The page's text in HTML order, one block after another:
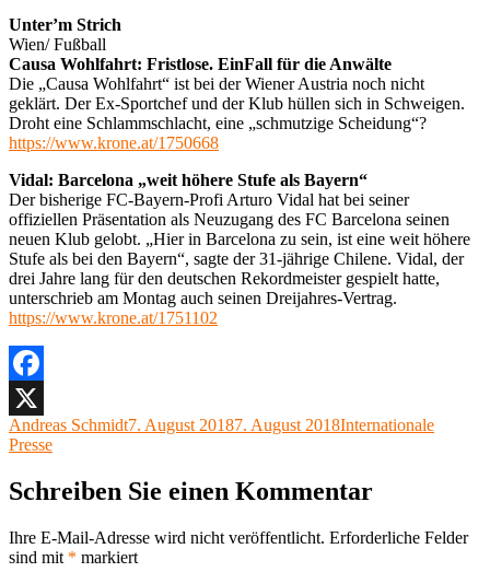
Unter’m Strich
Wien/ Fußball
Causa Wohlfahrt: Fristlose. EinFall für die Anwälte
Die „Causa Wohlfahrt“ ist bei der Wiener Austria noch nicht
geklärt. Der Ex-Sportchef und der Klub hüllen sich in Schweigen.
Droht eine Schlammschlacht, eine „schmutzige Scheidung“?
https://www.krone.at/1750668
Vidal: Barcelona „weit höhere Stufe als Bayern“
Der bisherige FC-Bayern-Profi Arturo Vidal hat bei seiner
offiziellen Präsentation als Neuzugang des FC Barcelona seinen
neuen Klub gelobt. „Hier in Barcelona zu sein, ist eine weit höhere
Stufe als bei den Bayern“, sagte der 31-jährige Chilene. Vidal, der
drei Jahre lang für den deutschen Rekordmeister gespielt hatte,
unterschrieb am Montag auch seinen Dreijahres-Vertrag.
https://www.krone.at/1751102
Facebook
X
Autor
Andreas SchmidtVeröffentlicht
7. August 20187. August 2018Kategorien
Internationale
Presse
Schreiben Sie einen Kommentar
Ihre E-Mail-Adresse wird nicht veröffentlicht. Erforderliche Felder
sind mit * markiert